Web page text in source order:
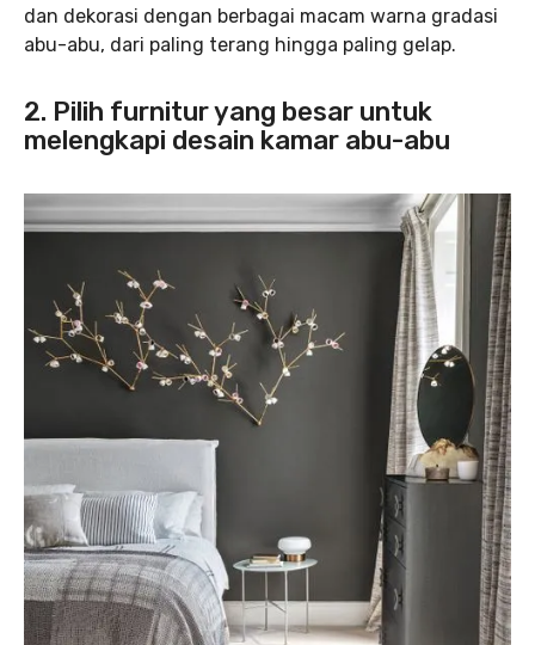
dan dekorasi dengan berbagai macam warna gradasi
abu-abu, dari paling terang hingga paling gelap.
2. Pilih furnitur yang besar untuk
melengkapi desain kamar abu-abu